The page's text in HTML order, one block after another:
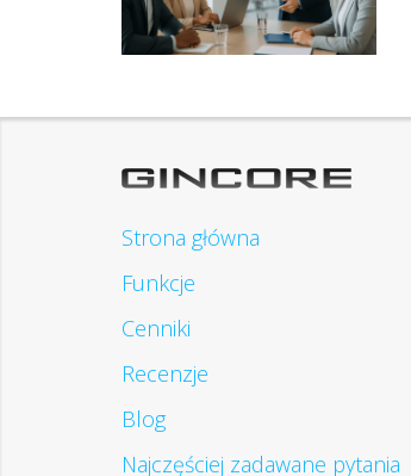
Strona główna
Funkcje
Cenniki
Recenzje
Blog
Najczęściej zadawane pytania